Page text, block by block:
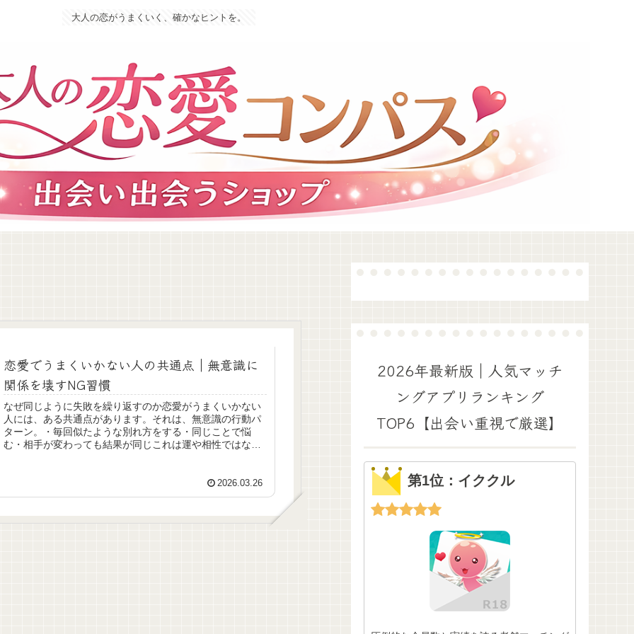
大人の恋がうまくいく、確かなヒントを。
恋愛でうまくいかない人の共通点｜無意識に
関係を壊すNG習慣
なぜ同じように失敗を繰り返すのか恋愛がうまくいかない
人には、ある共通点があります。それは、無意識の行動パ
ターン。・毎回似たような別れ方をする・同じことで悩
む・相手が変わっても結果が同じこれは運や相性ではな
2026.03.26
2026年最新版｜人気マッチ
ングアプリランキング
TOP6【出会い重視で厳選】
第1位：イククル